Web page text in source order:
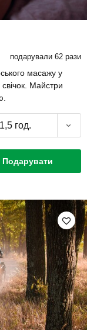
подарували 62 рази
масажу у
Майстри
1,5 год.
Подарувати